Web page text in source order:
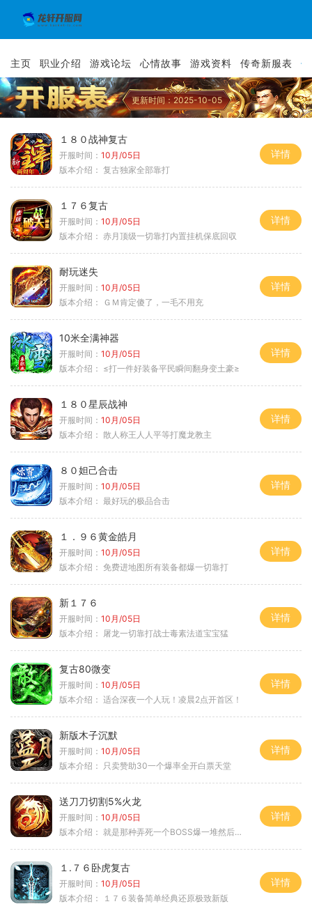
主页 职业介绍 游戏论坛 心情故事 游戏资料 传奇新服表
更新时间：2025-10-05
１８０战神复古
开服时间： 10月/05日
版本介绍： 复古独家全部靠打
详情
１７６复古
开服时间： 10月/05日
版本介绍： 赤月顶级一切靠打内置挂机保底回収
详情
耐玩迷失
开服时间： 10月/05日
版本介绍：
ＧＭ肯定傻了，一毛不用充
详情
10米全满神器
开服时间： 10月/05日
版本介绍： ≤打一件好装备平民瞬间翻身变土豪≥
详情
１８０星辰战神
开服时间： 10月/05日
版本介绍： 散人称王人人平等打魔龙教主
详情
８０妲己合击
开服时间： 10月/05日
版本介绍： 最好玩的极品合击
详情
１．９６黄金皓月
开服时间： 10月/05日
版本介绍： 免费进地图所有装备都爆一切靠打
详情
新１７６
开服时间： 10月/05日
版本介绍： 屠龙一切靠打战士毒素法道宝宝猛
详情
复古80微变
开服时间： 10月/05日
版本介绍： 适合深夜一个人玩！凌晨2点开首区！
详情
新版木子沉默
开服时间： 10月/05日
版本介绍： 只卖赞助30一个爆率全开白票天堂
详情
送刀刀切割5%火龙
开服时间： 10月/05日
版本介绍： 就是那种弄死一个BOSS爆一堆然后就起飞
详情
１.７６卧虎复古
开服时间： 10月/05日
版本介绍：
１７６装备简单经典还原极致新版
详情